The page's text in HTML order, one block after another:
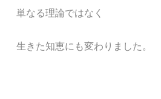
単なる理論ではなく
生きた知恵にも変わりました。